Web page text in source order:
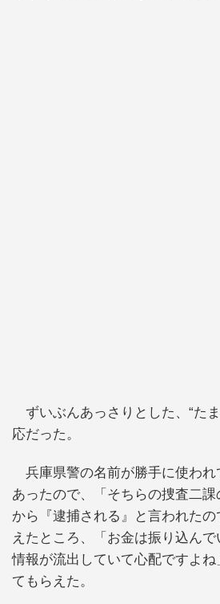
ずいぶんあっさりとした、“た
応だった。
兵庫県警の名前が勝手に使われ
あったので、「そちらの捜査二
から『逮捕される』と言われた
えたところ、「お金は振り込ん
情報が流出していて心配ですよ
てもらえた。